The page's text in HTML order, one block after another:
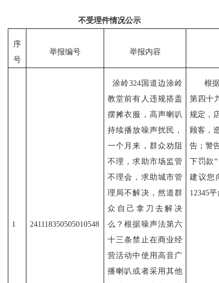
不受理件情况公示
序
号
举报编号 举报内容
1 241118350505010548
涂岭324国道边涂岭
教堂前有人违规搭盖
摆摊衣服，高声喇叭
持续播放噪声扰民，
一个月来，群众劝阻
不理，求助市场监管
不理会，求助城市管
理局不解决，然道群
众自己拿刀去解决
么？根据噪声法第六
十三条禁止在商业经
营活动中使用高音广
播喇叭或者采用其他
根
第四十
规定，
顾客，
告；警
下罚款
建议您
12345